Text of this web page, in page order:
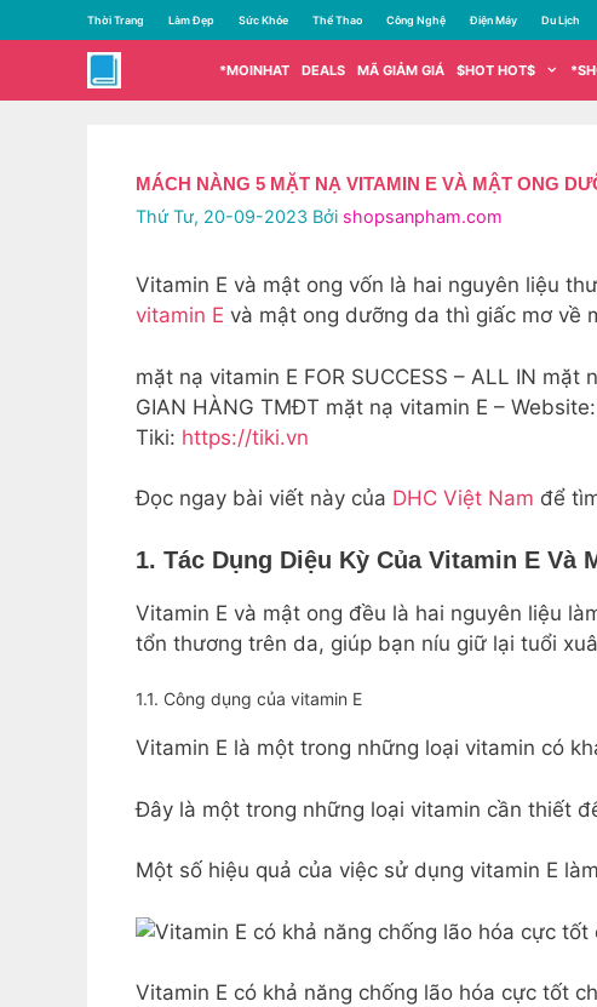
đến
dung
Thời Trang Làm Đẹp Sức Khỏe Thể Thao Công Nghệ Điện Máy Du Lịch
*MOINHAT DEALS MÃ GIẢM GIÁ $HOT HOT$
MÁCH NÀNG 5 MẶT NẠ VITAMIN E VÀ MẬT ONG
Thứ Tư, 20-09-2023 Bởi shopsanpham.com
Vitamin E và mật ong vốn là hai nguyên liệu
vitamin E và mật ong dưỡng da thì giấc mơ về
mặt nạ vitamin E FOR SUCCESS – ALL IN mặt
GIAN HÀNG TMĐT mặt nạ vitamin E – Website:
Tiki: https://tiki.vn
Đọc ngay bài viết này của DHC Việt Nam để
1. Tác Dụng Diệu Kỳ Của Vitamin E Và
Vitamin E và mật ong đều là hai nguyên liệu
tổn thương trên da, giúp bạn níu giữ lại tuổi
1.1. Công dụng của vitamin E
Vitamin E là một trong những loại vitamin có
Đây là một trong những loại vitamin cần thiết
Một số hiệu quả của việc sử dụng vitamin E
Vitamin E có khả năng chống lão hóa cực tốt